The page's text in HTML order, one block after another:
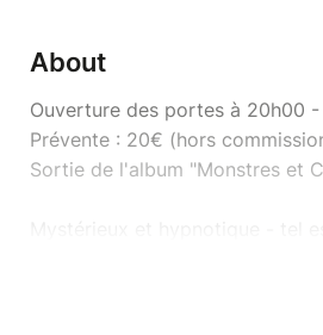
About
Ouverture des portes à 20h00
Prévente : 20€ (hors
Sortie de l'album "Monstres et
Mystérieux et hypnotique - tel